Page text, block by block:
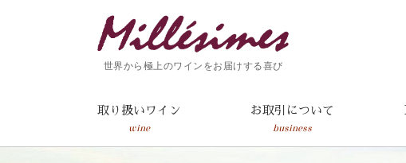
世界から極上のワインをお届けする喜び
取り扱いワイン
wine
お取引について
business